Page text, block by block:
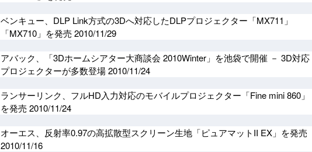
ベンキュー、DLP Link方式の3Dへ対応したDLPプロジェクター「MX711」
「MX710」を発売 2010/11/29
アバック、「3Dホームシアター大商談会 2010Winter」を池袋で開催 － 3D対応
プロジェクターが多数登場2010/11/24
ランサーリンク、フルHD入力対応のモバイルプロジェクター「Fine mini 860」
を発売 2010/11/24
オーエス、反射率0.97の高拡散型スクリーン生地「ピュアマットII EX」を発売
2010/11/16